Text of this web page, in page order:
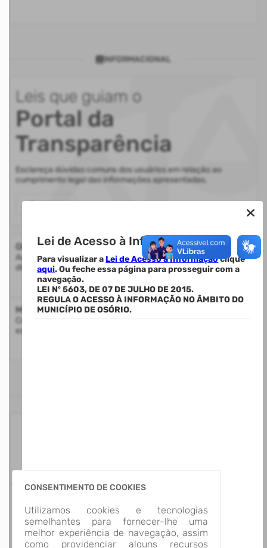
Lei de Acesso à Informação.
Para visualizar a Lei de Acesso à Informaçãoclique
aqui. Ou feche essa página para prosseguir com a
navegação.
LEI Nº 5603, DE 07 DE JULHO DE 2015.
REGULA O ACESSO À INFORMAÇÃO NO ÂMBITO DO
MUNICÍPIO DE OSÓRIO.
CONSENTIMENTO DE COOKIES
Utilizamos cookies e tecnologias
semelhantes para fornecer-lhe uma
melhor experiência de navegação, assim
como providenciar alguns recursos
INFORMACIONAL
Leis que guiam o
Portal da
Transparência
Esclareça dúvidas comuns dos usuários em relação ao
cumprimento legal das informações apresentadas.
Acessar
Glossário
Auxilia na compreensão de termos utilizados nas informações
disponibilizadas.
Mapa do Site
Consulte a estrutura do Portal da Transparência com a
exibição de todos os itens disponíveis
13 Grupos de
Informação